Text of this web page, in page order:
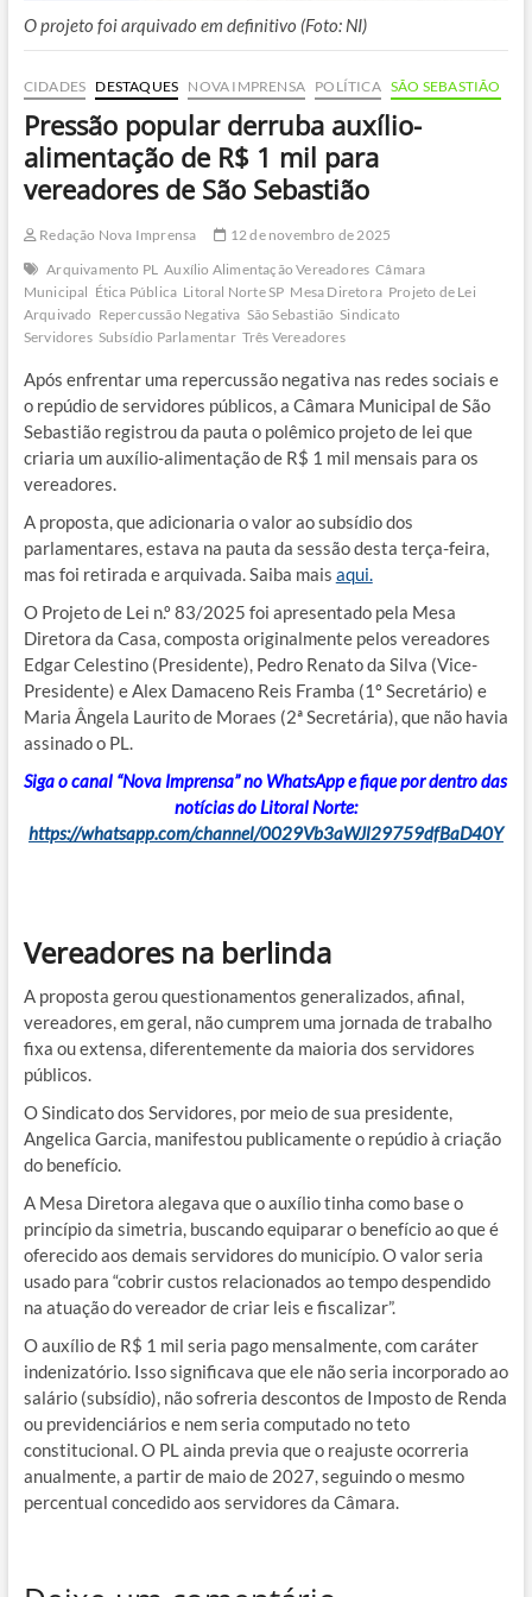
O projeto foi arquivado em definitivo (Foto: NI)
CIDADES DESTAQUES NOVA IMPRENSA POLÍTICA SÃO SEBASTIÃO
Pressão popular derruba auxílio-
alimentação de R$ 1 mil para
vereadores de São Sebastião
Redação Nova Imprensa
12 de novembro de 2025
Arquivamento PL
Auxílio Alimentação Vereadores Câmara
Municipal Ética Pública Litoral Norte SP Mesa Diretora Projeto de Lei
Arquivado Repercussão Negativa São Sebastião Sindicato
Servidores Subsídio Parlamentar Três Vereadores
Após enfrentar uma repercussão negativa nas redes sociais e
o repúdio de servidores públicos, a Câmara Municipal de São
Sebastião registrou da pauta o polêmico projeto de lei que
criaria um auxílio-alimentação de R$ 1 mil mensais para os
vereadores.
A proposta, que adicionaria o valor ao subsídio dos
parlamentares, estava na pauta da sessão desta terça-feira,
mas foi retirada e arquivada. Saiba mais aqui.
O Projeto de Lei n.º 83/2025 foi apresentado pela Mesa
Diretora da Casa, composta originalmente pelos vereadores
Edgar Celestino (Presidente), Pedro Renato da Silva (Vice-
Presidente) e Alex Damaceno Reis Framba (1º Secretário) e
Maria Ângela Laurito de Moraes (2ª Secretária), que não havia
assinado o PL.
Siga o canal “Nova Imprensa” no WhatsApp e fique por dentro das
notícias do Litoral Norte:
https://whatsapp.com/channel/0029Vb3aWJl29759dfBaD40Y
Vereadores na berlinda
A proposta gerou questionamentos generalizados, afinal,
vereadores, em geral, não cumprem uma jornada de trabalho
fixa ou extensa, diferentemente da maioria dos servidores
públicos.
O Sindicato dos Servidores, por meio de sua presidente,
Angelica Garcia, manifestou publicamente o repúdio à criação
do benefício.
A Mesa Diretora alegava que o auxílio tinha como base o
princípio da simetria, buscando equiparar o benefício ao que é
oferecido aos demais servidores do município. O valor seria
usado para “cobrir custos relacionados ao tempo despendido
na atuação do vereador de criar leis e fiscalizar”.
O auxílio de R$ 1 mil seria pago mensalmente, com caráter
indenizatório. Isso significava que ele não seria incorporado ao
salário (subsídio), não sofreria descontos de Imposto de Renda
ou previdenciários e nem seria computado no teto
constitucional. O PL ainda previa que o reajuste ocorreria
anualmente, a partir de maio de 2027, seguindo o mesmo
percentual concedido aos servidores da Câmara.